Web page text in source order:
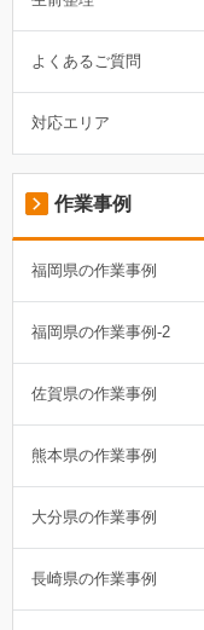
よくあるご質問
対応エリア
作業事例
福岡県の作業事例
福岡県の作業事例-2
佐賀県の作業事例
熊本県の作業事例
大分県の作業事例
長崎県の作業事例